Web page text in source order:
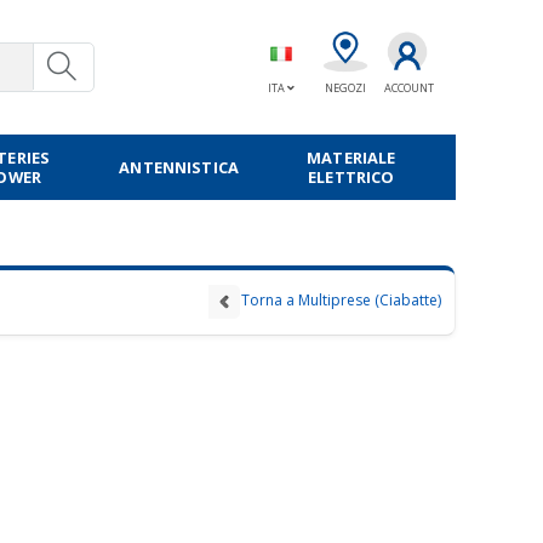
ITA NEGOZI ACCOUNT
ANTENNISTICA
MATERIALE
ELETTRICO
Torna a Multiprese (Ciabatte)